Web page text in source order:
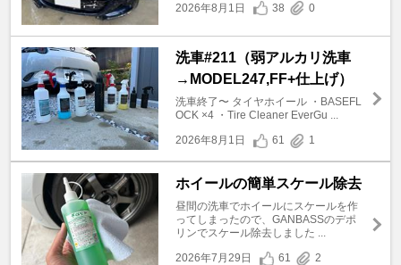
2026年8月1日
38 0
洗車#211（弱アルカリ洗車
→MODEL247,FF+仕上げ）
洗車終了〜 タイヤホイール ・BASEFL
OCK ×4 ・Tire Cleaner EverGu ...
2026年8月1日
61 1
ホイールの簡単スケール除去
昼間の洗車でホイールにスケールを作
ってしまったので、GANBASSのデポ
リンでスケール除去しました ...
2026年7月29日
61 2